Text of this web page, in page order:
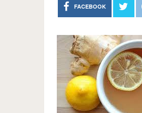
FACEBOOK